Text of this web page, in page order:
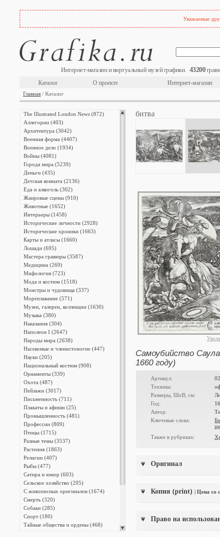
Уважаемые
Интернет-магазин и виртуальный музей графики. 43200
Каталог О проекте Интернет-магазин
Главная / Каталог
The Illustrated London News (872)
Аллегории (403)
Архитектура (3042)
Военная форма (4407)
Военное дело (1934)
Войны (4081)
Города мира (5239)
Деньги (435)
Детская комната (2136)
Еда и алкоголь (302)
Жанровые сцены (910)
Животные (1652)
Интерьеры (1458)
Исторические личности (2928)
Исторические хроники (1663)
Карты и атласы (1660)
Лошади (695)
Мастера гравюры (3587)
Медицина (269)
Мифология (723)
Мода и костюм (1518)
Монстры и чудовища (337)
Мореплавание (571)
Музеи, галереи, коллекции (1630)
Музыка (380)
Наказания (304)
Наполеон I (2647)
Народы мира (2638)
Насекомые и членистоногие (447)
Науки (205)
Национальный костюм (908)
Орнаменты (339)
Охота (487)
Пейзажи (3017)
Письменность (711)
Плакаты и афиши (25)
Промышленность (481)
Профессии (809)
Птицы (1715)
Разные темы (3537)
Растения (1863)
Религии (407)
Рыбы (477)
Сатира и юмор (603)
Сельское хозяйство (205)
С живописных оригиналов (1674)
Смерть (320)
Собаки (285)
Спорт (180)
Тайные общества и ордены (468)
битва
Самоубийство
1660 году)
Артикул:
Техника:
Размеры, ШxВ, см:
Год:
Автор:
Ключевые слова:
Также в рубриках:
Оригинал
Копия (print) | Цена со
Право на